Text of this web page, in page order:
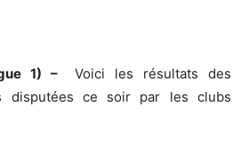
1) –Voici les résultats des
disputées ce soir par les clubs